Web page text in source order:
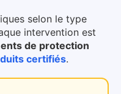
selon le type
intervention est
de protection
certifiés.